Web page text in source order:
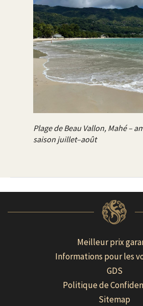
Plage de Beau Vallon, Mahé –
saison juillet–août
Meilleur prix
Informations pour les
GDS
Politique de
Sitemap